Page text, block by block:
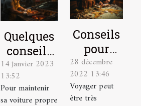
Quelques
conseils
pour bien
entretenir
sa voiture
14 janvier 2023
13:52
Pour maintenir
sa voiture propre
Conseils
pour
élaborer
le plan
de
28 décembre
2022 13:46
Voyager peut
être très